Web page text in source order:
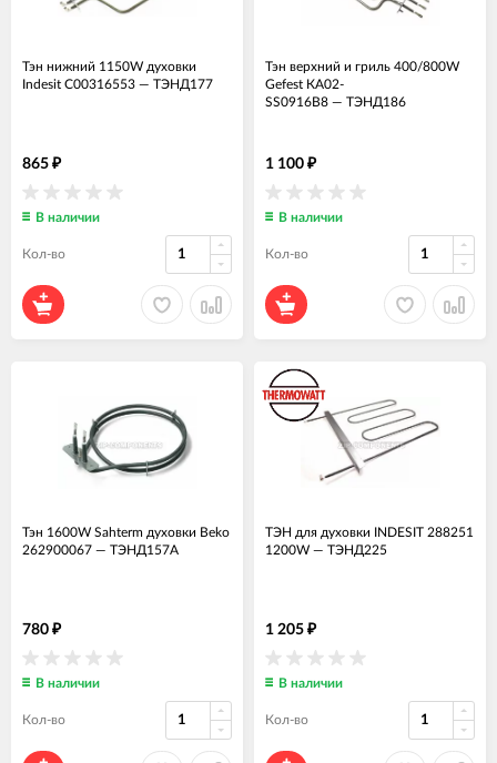
Тэн нижний 1150W духовки
Indesit C00316553 — ТЭНД177
865 ₽
В наличии
Кол-во
Тэн верхний и гриль 400/800W
Gefest КА02-
SS0916B8 — ТЭНД186
1 100 ₽
В наличии
Кол-во
Тэн 1600W Sahterm духовки Beko
262900067 — ТЭНД157А
780 ₽
В наличии
Кол-во
ТЭН для духовки INDESIT 288251
1200W — ТЭНД225
1 205 ₽
В наличии
Кол-во